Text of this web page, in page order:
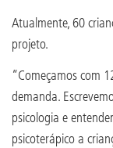
Atualmente, 60
projeto.
“Começamos com
demanda.
psicologia e
psicoterápico a